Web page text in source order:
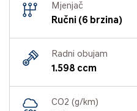
Mjenjač
Ručni (6 brzina)
Radni obujam
1.598 ccm
CO2 (g/km)